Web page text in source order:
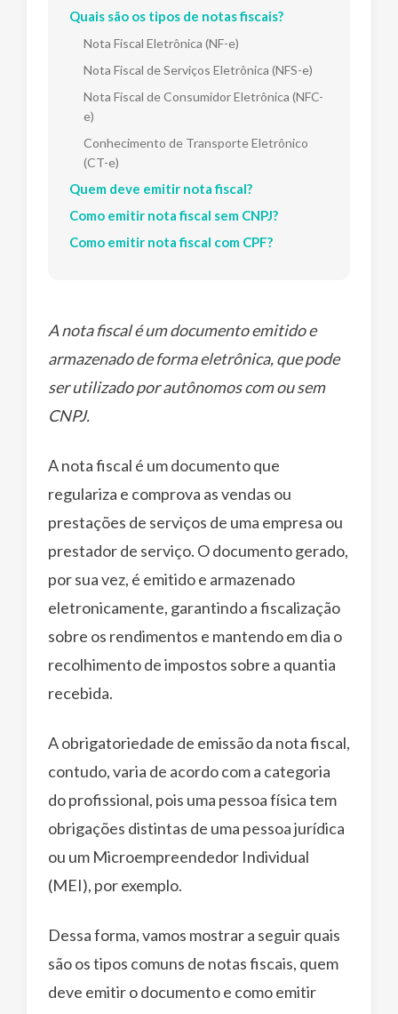
Quais são os tipos de notas fiscais?
Nota Fiscal Eletrônica (NF-e)
Nota Fiscal de Serviços Eletrônica (NFS-e)
Nota Fiscal de Consumidor Eletrônica (NFC-
e)
Conhecimento de Transporte Eletrônico
(CT-e)
Quem deve emitir nota fiscal?
Como emitir nota fiscal sem CNPJ?
Como emitir nota fiscal com CPF?
A nota fiscal é um documento emitido e
armazenado de forma eletrônica, que pode
ser utilizado por autônomos com ou sem
CNPJ.
A nota fiscal é um documento que
regulariza e comprova as vendas ou
prestações de serviços de uma empresa ou
prestador de serviço. O documento gerado,
por sua vez, é emitido e armazenado
eletronicamente, garantindo a fiscalização
sobre os rendimentos e mantendo em dia o
recolhimento de impostos sobre a quantia
recebida.
A obrigatoriedade de emissão da nota fiscal,
contudo, varia de acordo com a categoria
do profissional, pois uma pessoa física tem
obrigações distintas de uma pessoa jurídica
ou um Microempreendedor Individual
(MEI), por exemplo.
Dessa forma, vamos mostrar a seguir quais
são os tipos comuns de notas fiscais, quem
deve emitir o documento e como emitir